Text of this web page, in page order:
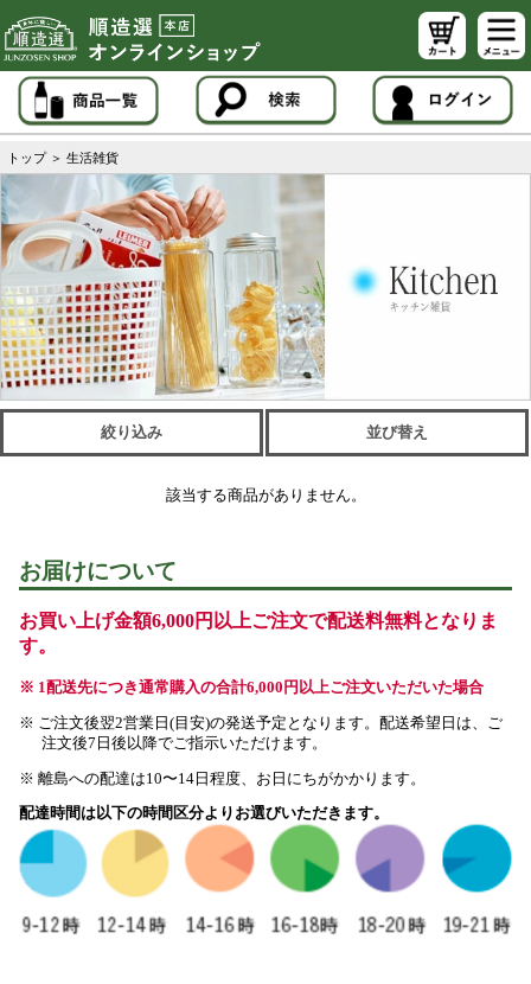
トップ ＞ 生活雑貨
絞り込み 並び替え
該当する商品がありません。